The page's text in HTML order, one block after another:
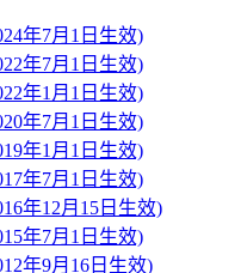
年7月1日生效)
年7月1日生效)
年1月1日生效)
年7月1日生效)
年1月1日生效)
年7月1日生效)
年12月15日生效)
年7月1日生效)
年9月16日生效)